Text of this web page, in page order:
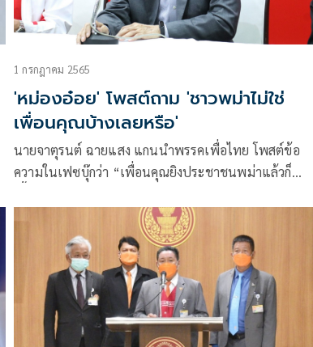
1 กรกฎาคม 2565
'หม่องอ๋อย' โพสต์ถาม 'ชาวพม่าไม่ใช่
เพื่อนคุณบ้างเลยหรือ'
นายจาตุรนต์ ฉายแสง แกนนำพรรคเพื่อไทย โพสต์ข้อ
ความในเฟซบุ๊กว่า “เพื่อนคุณยิงประชาชนพม่าแล้วก็